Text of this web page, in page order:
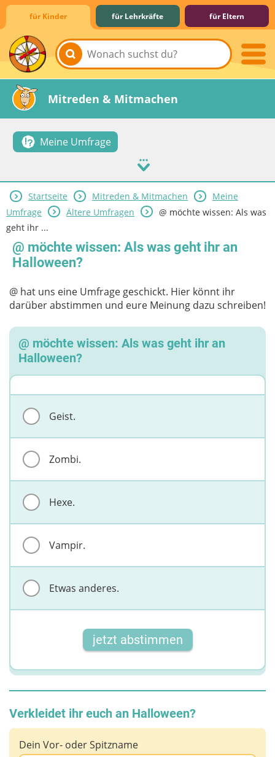
für Kinder für Lehrkräfte für Eltern
Lernen & Schule
Hobby & Freizeit
Spiel & Spaß
Mitreden & Mitmachen
Meine Umfrage
Startseite Mitreden & Mitmachen
Meine
Umfrage
Ältere Umfragen
@ möchte wissen: Als was
geht ihr ...
@ möchte wissen: Als was geht ihr an
Halloween?
@ hat uns eine Umfrage geschickt. Hier könnt ihr
darüber abstimmen und eure Meinung dazu schreiben!
@ möchte wissen: Als was geht ihr an
Halloween?
Geist.
Zombi.
Hexe.
Vampir.
Etwas anderes.
jetzt abstimmen
Verkleidet ihr euch an Halloween?
Dein Vor- oder Spitzname